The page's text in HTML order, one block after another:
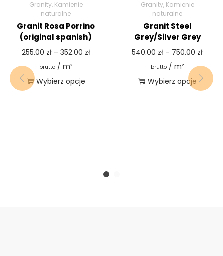
Granity, Kamienie
naturalne
Granit Rosa Porrino
(original spanish)
255.00 zł – 352.00 zł
brutto/ m²
Wybierz opcje
Granity, Kamienie
naturalne
Granit Steel
Grey/Silver Grey
540.00 zł – 750.00 zł
brutto/ m²
Wybierz opcje